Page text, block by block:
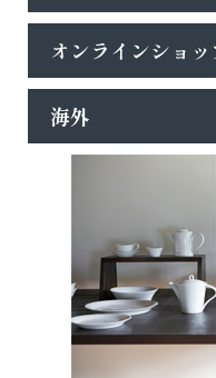
オンラインショッ
海外